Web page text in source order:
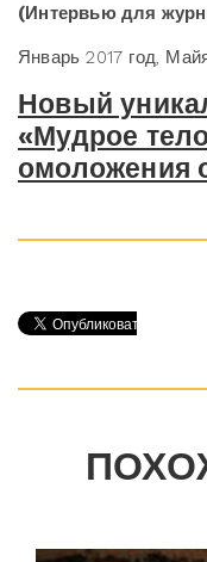
(Интервью для
Январь 2017 год,
Новый
«Мудрое
омоложения